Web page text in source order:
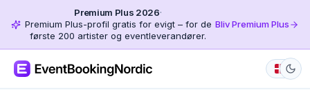
Premium Plus 2026·
Premium Plus-profil gratis for evigt – for de
første 200 artister og eventleverandører.
Bliv Premium Plus